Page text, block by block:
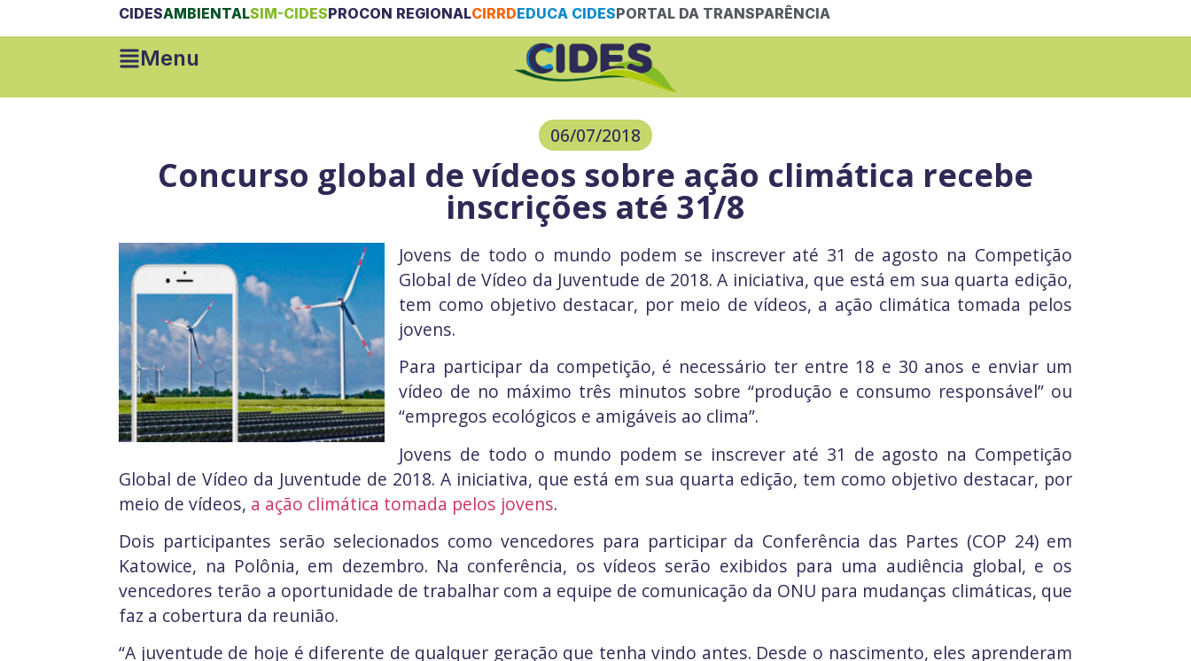
CIDESAMBIENTALSIM-CIDESPROCON REGIONALCIRRDEDUCA CIDESPORTAL DA TRANSPARÊNCIA
Menu
06/07/2018
Concurso global de vídeos sobre ação climática recebe
inscrições até 31/8
Jovens de todo o mundo podem se inscrever até 31 de agosto na Competição
Global de Vídeo da Juventude de 2018. A iniciativa, que está em sua quarta edição,
tem como objetivo destacar, por meio de vídeos, a ação climática tomada pelos
jovens.
Para participar da competição, é necessário ter entre 18 e 30 anos e enviar um
vídeo de no máximo três minutos sobre “produção e consumo responsável” ou
“empregos ecológicos e amigáveis ​​ao clima”.
Jovens de todo o mundo podem se inscrever até 31 de agosto na Competição
Global de Vídeo da Juventude de 2018. A iniciativa, que está em sua quarta edição, tem como objetivo destacar, por
meio de vídeos, a ação climática tomada pelos jovens.
Dois participantes serão selecionados como vencedores para participar da Conferência das Partes (COP 24) em
Katowice, na Polônia, em dezembro. Na conferência, os vídeos serão exibidos para uma audiência global, e os
vencedores terão a oportunidade de trabalhar com a equipe de comunicação da ONU para mudanças climáticas, que
faz a cobertura da reunião.
“A juventude de hoje é diferente de qualquer geração que tenha vindo antes. Desde o nascimento, eles aprenderam